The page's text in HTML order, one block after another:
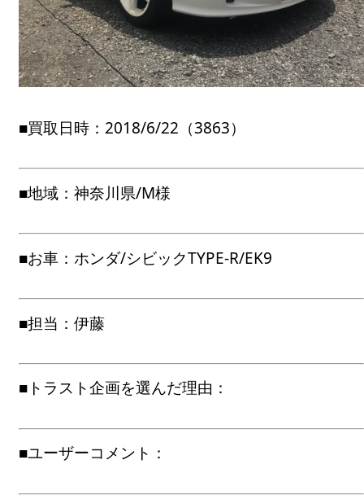
■買取日時：2018/6/22（3863）
■地域：神奈川県/M様
■お車：ホンダ/シビックTYPE-R/EK9
■担当：伊藤
■トラスト企画を選んだ理由：
■ユーザーコメント：